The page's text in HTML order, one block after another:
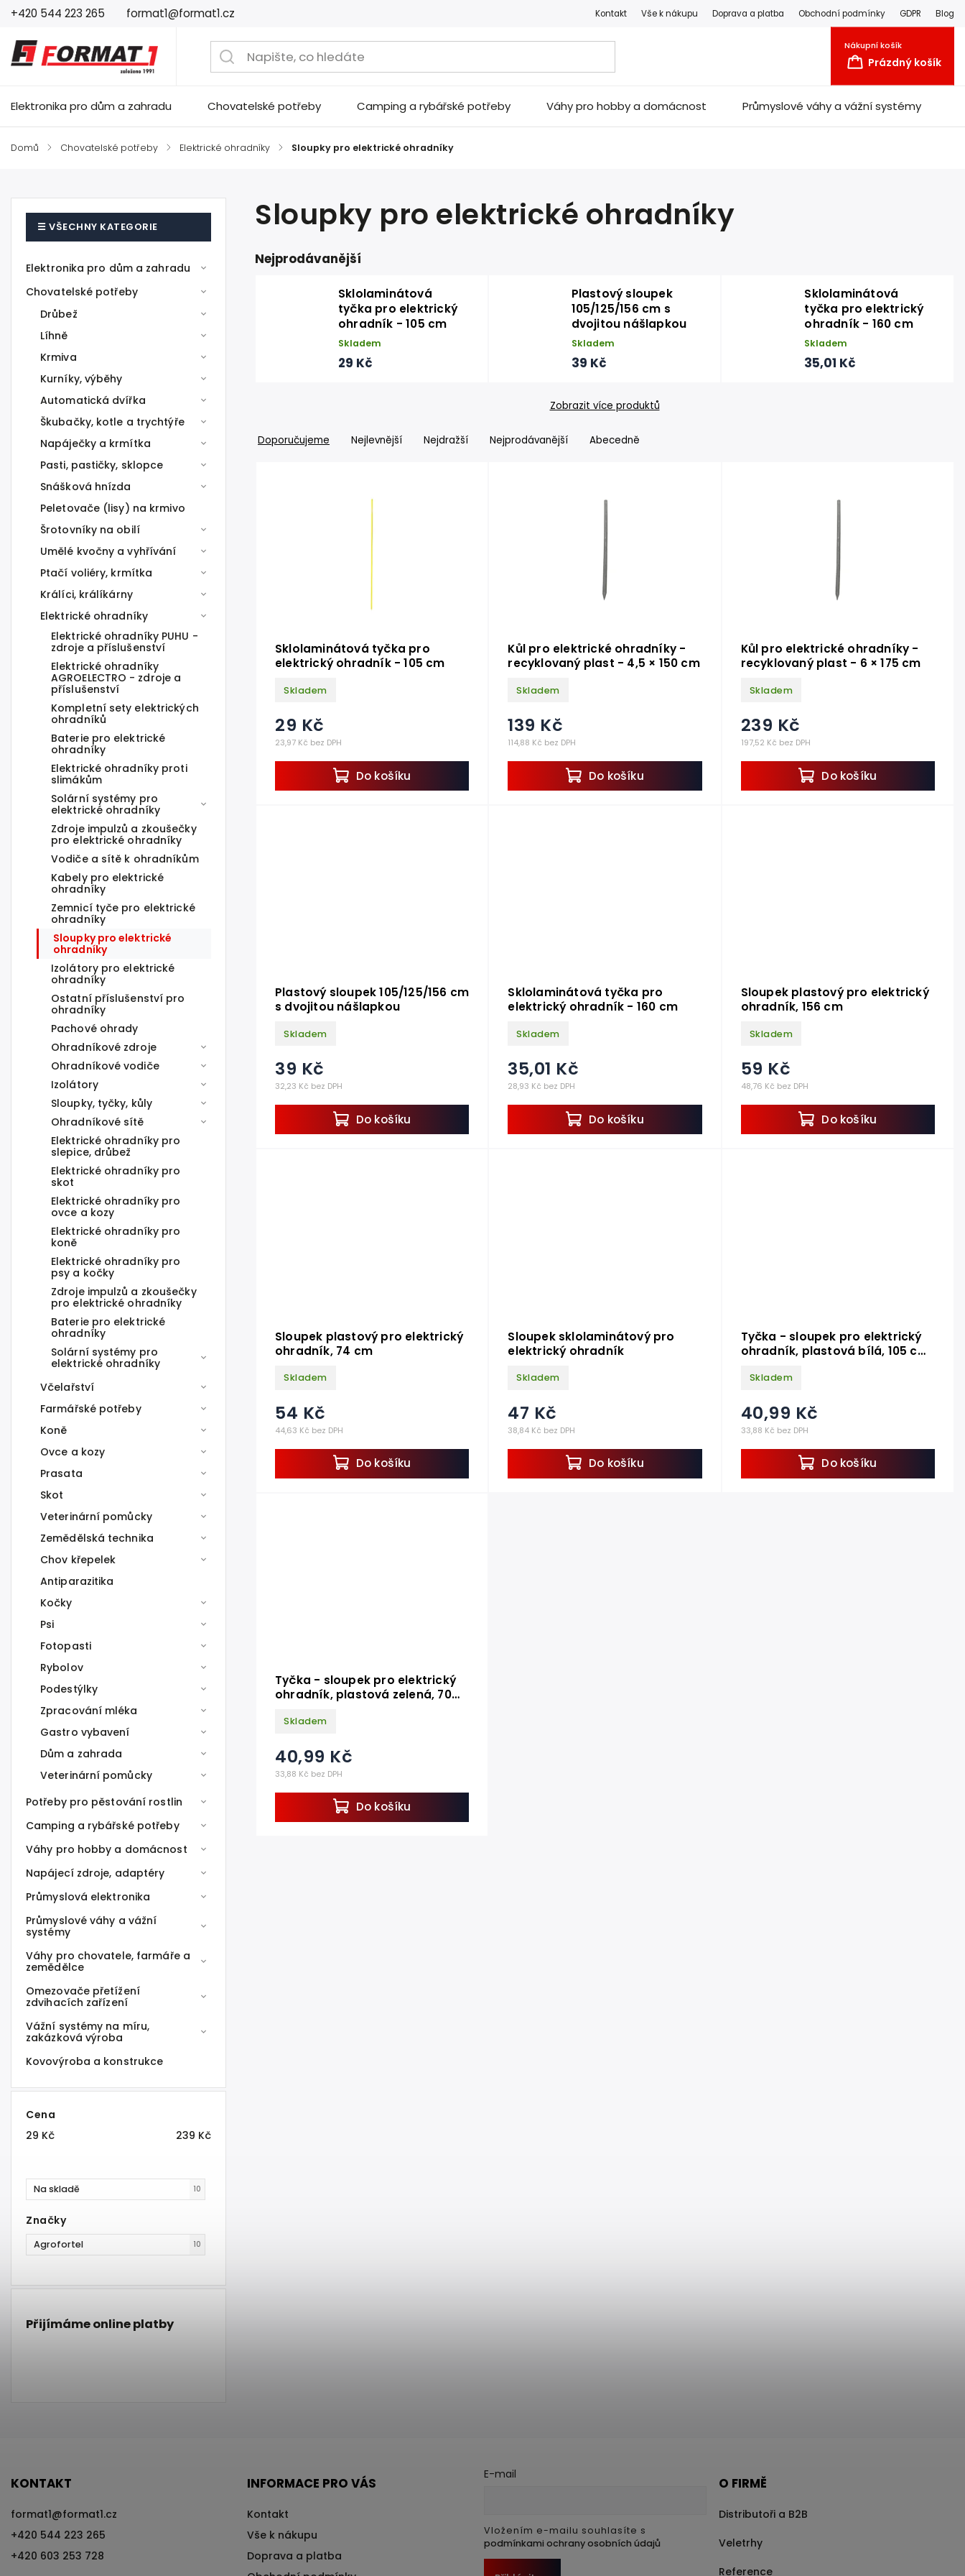
+420 544 223 265 format1@format1.cz Kontakt Vše k nákupu Doprava a platba Obchodní podmínky GDPR Blog
Nákupní košík
Prázdný košík
Elektronika pro dům a zahradu Chovatelské potřeby Camping a rybářské potřeby Váhy pro hobby a domácnost Průmyslové váhy a vážní systémy
Domů / Chovatelské potřeby / Elektrické ohradníky / Sloupky pro elektrické ohradníky
Elektronika pro dům a zahradu
Chovatelské potřeby
Drůbež
Líhně
Krmiva
Kurníky, výběhy
Automatická dvířka
Škubačky, kotle a trychtýře
Napáječky a krmítka
Pasti, pastičky, sklopce
Snášková hnízda
Peletovače (lisy) na krmivo
Šrotovníky na obilí
Umělé kvočny a vyhřívání
Ptačí voliéry, krmítka
Králíci, králíkárny
Elektrické ohradníky
Elektrické ohradníky PUHU -
zdroje a příslušenství
Elektrické ohradníky
AGROELECTRO - zdroje a
příslušenství
Kompletní sety elektrických
ohradníků
Baterie pro elektrické
ohradníky
Elektrické ohradníky proti
slimákům
Solární systémy pro
elektrické ohradníky
Zdroje impulzů a zkoušečky
pro elektrické ohradníky
Vodiče a sítě k ohradníkům
Kabely pro elektrické
ohradníky
Zemnicí tyče pro elektrické
ohradníky
Sloupky pro elektrické
ohradníky
Izolátory pro elektrické
ohradníky
Ostatní příslušenství pro
ohradníky
Pachové ohrady
Ohradníkové zdroje
Ohradníkové vodiče
Izolátory
Sloupky, tyčky, kůly
Ohradníkové sítě
Elektrické ohradníky pro
slepice, drůbež
Elektrické ohradníky pro
skot
Elektrické ohradníky pro
ovce a kozy
Elektrické ohradníky pro
koně
Elektrické ohradníky pro
psy a kočky
Zdroje impulzů a zkoušečky
pro elektrické ohradníky
Baterie pro elektrické
ohradníky
Solární systémy pro
elektrické ohradníky
Včelařství
Farmářské potřeby
Koně
Ovce a kozy
Prasata
Skot
Veterinární pomůcky
Zemědělská technika
Chov křepelek
Antiparazitika
Kočky
Psi
Fotopasti
Rybolov
Podestýlky
Zpracování mléka
Gastro vybavení
Dům a zahrada
Veterinární pomůcky
Potřeby pro pěstování rostlin
Camping a rybářské potřeby
Váhy pro hobby a domácnost
Napájecí zdroje, adaptéry
Průmyslová elektronika
Průmyslové váhy a vážní
systémy
Váhy pro chovatele, farmáře a
zemědělce
Omezovače přetížení
zdvihacích zařízení
Vážní systémy na míru,
zakázková výroba
Kovovýroba a konstrukce
Cena
29 Kč 239 Kč
Na skladě 10
Značky
Agrofortel 10
Přijímáme online platby
Sloupky pro elektrické ohradníky
Nejprodávanější
Sklolaminátová
tyčka pro elektrický
ohradník - 105 cm
Skladem
29 Kč
Plastový sloupek
105/125/156 cm s
dvojitou nášlapkou
Skladem
39 Kč
Sklolaminátová
tyčka pro elektrický
ohradník - 160 cm
Skladem
35,01 Kč
Zobrazit více produktů
Doporučujeme Nejlevnější Nejdražší Nejprodávanější Abecedně
Sklolaminátová tyčka pro
elektrický ohradník - 105 cm
Skladem
23,97 Kč bez DPH
29 Kč
Do košíku
Kůl pro elektrické ohradníky -
recyklovaný plast - 4,5 × 150 cm
Skladem
114,88 Kč bez DPH
139 Kč
Do košíku
Kůl pro elektrické ohradníky -
recyklovaný plast - 6 × 175 cm
Skladem
197,52 Kč bez DPH
239 Kč
Do košíku
Plastový sloupek 105/125/156 cm
s dvojitou nášlapkou
Skladem
32,23 Kč bez DPH
39 Kč
Do košíku
Sklolaminátová tyčka pro
elektrický ohradník - 160 cm
Skladem
28,93 Kč bez DPH
35,01 Kč
Do košíku
Sloupek plastový pro elektrický
ohradník, 156 cm
Skladem
48,76 Kč bez DPH
59 Kč
Do košíku
Sloupek plastový pro elektrický
ohradník, 74 cm
Skladem
44,63 Kč bez DPH
54 Kč
Do košíku
Sloupek sklolaminátový pro
elektrický ohradník
Skladem
38,84 Kč bez DPH
47 Kč
Do košíku
Tyčka - sloupek pro elektrický
ohradník, plastová bílá, 105 cm,
Skladem
33,88 Kč bez DPH
40,99 Kč
Do košíku
Tyčka - sloupek pro elektrický
ohradník, plastová zelená, 70
Skladem
33,88 Kč bez DPH
40,99 Kč
Do košíku
KONTAKT
format1@format1.cz
+420 544 223 265
+420 603 253 728
INFORMACE PRO VÁS
Kontakt
Vše k nákupu
Doprava a platba
E-mail
Vložením e-mailu souhlasíte s
podmínkami ochrany osobních údajů
O FIRMĚ
Distributoři a B2B
Veletrhy
Reference